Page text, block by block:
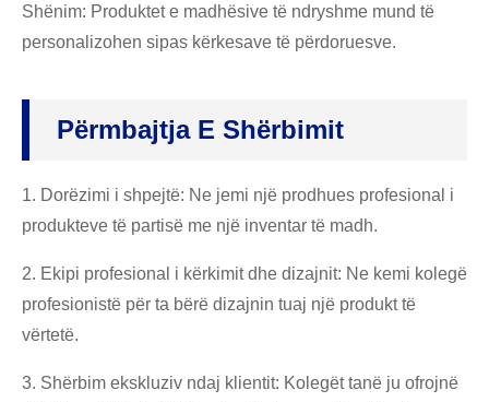
Shënim: Produktet e madhësive të ndryshme mund të
personalizohen sipas kërkesave të përdoruesve.
Përmbajtja E Shërbimit
1. Dorëzimi i shpejtë: Ne jemi një prodhues profesional i
produkteve të partisë me një inventar të madh.
2. Ekipi profesional i kërkimit dhe dizajnit: Ne kemi kolegë
profesionistë për ta bërë dizajnin tuaj një produkt të
vërtetë.
3. Shërbim ekskluziv ndaj klientit: Kolegët tanë ju ofrojnë